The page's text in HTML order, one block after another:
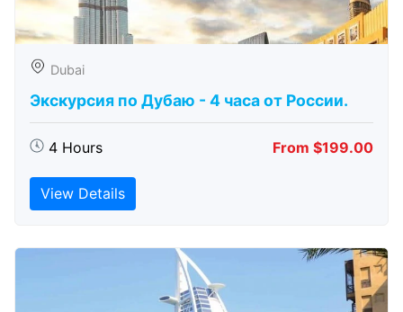
Dubai
Экскурсия по Дубаю - 4 часа от России.
4 Hours From $199.00
View Details